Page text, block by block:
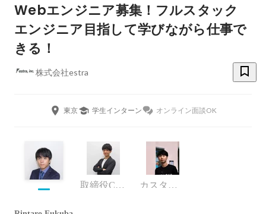
Webエンジニア募集！フルスタック
エンジニア目指して学びながら仕事で
きる！
株式会社estra
東京 学生インターン オンライン面談OK
取締役COO カスタマーサクセス